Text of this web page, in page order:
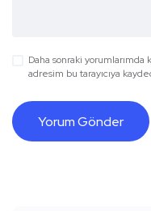
Daha sonraki yorumlarımda
adresim bu tarayıcıya